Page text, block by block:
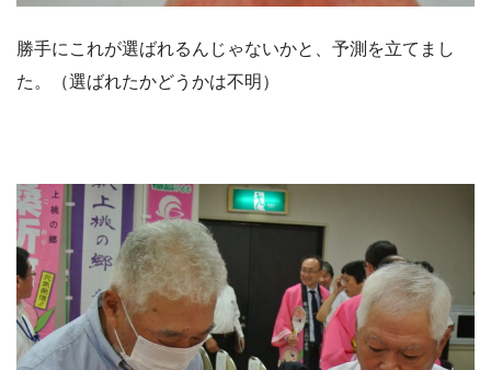
勝手にこれが選ばれるんじゃないかと、予測を立てまし
た。（選ばれたかどうかは不明）